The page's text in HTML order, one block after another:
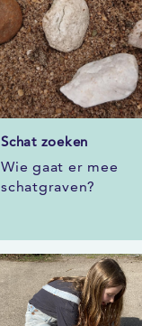
Schat zoeken
Wie gaat er mee
schatgraven?